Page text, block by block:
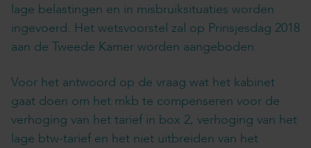
lage belastingen en in misbruiksituaties worden
ingevoerd. Het wetsvoorstel zal op Prinsjesdag 2018
aan de Tweede Kamer worden aangeboden.
Voor het antwoord op de vraag wat het kabinet
gaat doen om het mkb te compenseren voor de
verhoging van het tarief in box 2, verhoging van het
lage btw-tarief en het niet uitbreiden van het